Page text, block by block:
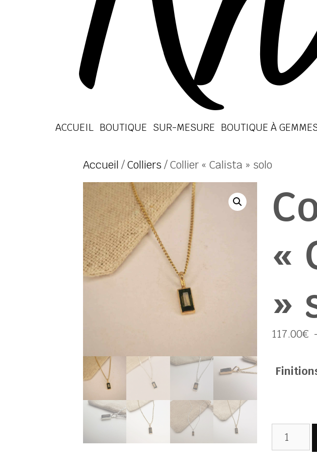
ACCUEIL BOUTIQUE SUR-MESURE BOUTIQUE À
Accueil /Colliers/ Collier « Calista » solo
«
»
117.00€